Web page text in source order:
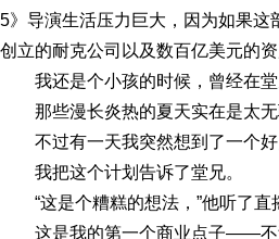
5》导演生活压力巨大，因为如果
创立的耐克公司以及数百亿美元的资
我还是个小孩的时候，曾经在堂
那些漫长炎热的夏天实在是太
不过有一天我突然想到了一个
我把这个计划告诉了堂兄。
“这是个糟糕的想法，”他听了
这是我的第一个商业点子——不